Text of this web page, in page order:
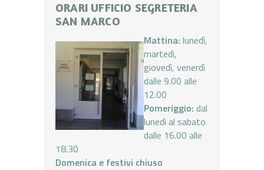
ORARI UFFICIO SEGRETERIA
SAN MARCO
Mattina: lunedì,
martedì,
giovedì, venerdì
dalle 9.00 alle
12.00
Pomeriggio: dal
lunedì al sabato
dalle 16.00 alle
18.30
Domenica e festivi chiuso